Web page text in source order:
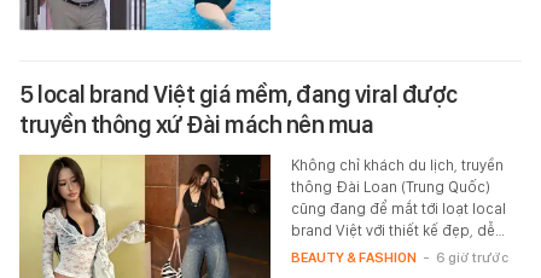
5 local brand Việt giá mềm, đang viral được
truyền thông xứ Đài mách nên mua
Không chỉ khách du lịch, truyền
thông Đài Loan (Trung Quốc)
cũng đang để mắt tới loạt local
brand Việt với thiết kế đẹp, dễ…
BEAUTY & FASHION - 6 giờ trước